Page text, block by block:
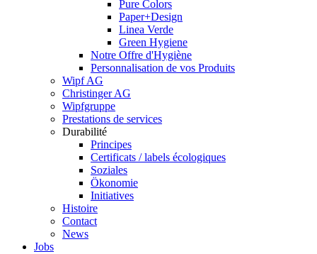
Pure Colors
Paper+Design
Linea Verde
Green Hygiene
Notre Offre d'Hygiène
Personnalisation de vos Produits
Wipf AG
Christinger AG
Wipfgruppe
Prestations de services
Durabilité
Principes
Certificats / labels écologiques
Soziales
Ökonomie
Initiatives
Histoire
Contact
News
Jobs